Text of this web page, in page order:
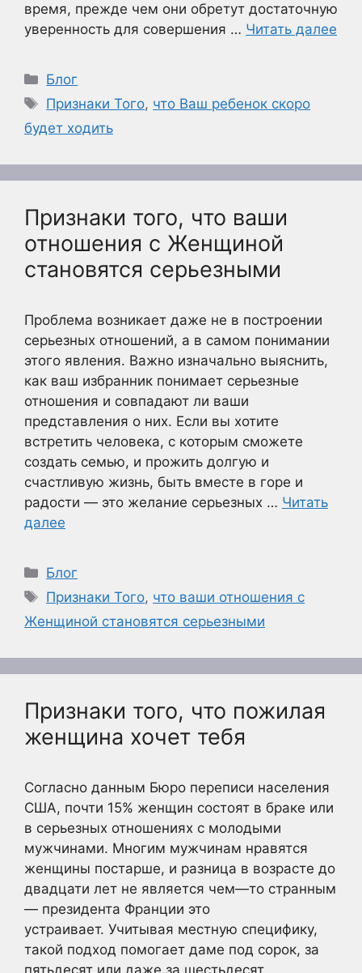
время, прежде чем они обретут достаточную
уверенность для совершения … Читать далее
Рубрики
Блог
Метки
Признаки Того, что Ваш ребенок скоро
будет ходить
Признаки того, что ваши
отношения с Женщиной
становятся серьезными
Проблема возникает даже не в построении
серьезных отношений, а в самом понимании
этого явления. Важно изначально выяснить,
как ваш избранник понимает серьезные
отношения и совпадают ли ваши
представления о них. Если вы хотите
встретить человека, с которым сможете
создать семью, и прожить долгую и
счастливую жизнь, быть вместе в горе и
радости — это желание серьезных … Читать
далее
Рубрики
Блог
Метки
Признаки Того, что ваши отношения с
Женщиной становятся серьезными
Признаки того, что пожилая
женщина хочет тебя
Согласно данным Бюро переписи населения
США, почти 15% женщин состоят в браке или
в серьезных отношениях с молодыми
мужчинами. Многим мужчинам нравятся
женщины постарше, и разница в возрасте до
двадцати лет не является чем—то странным
— президента Франции это
устраивает. Учитывая местную специфику,
такой подход помогает даме под сорок, за
пятьдесят или даже за шестьдесят